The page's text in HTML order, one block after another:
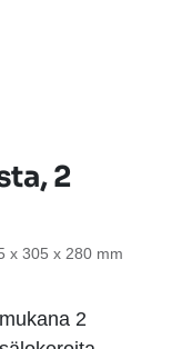
2
x 305 x 280 mm
2